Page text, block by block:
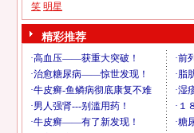
笑 明星
精彩推荐